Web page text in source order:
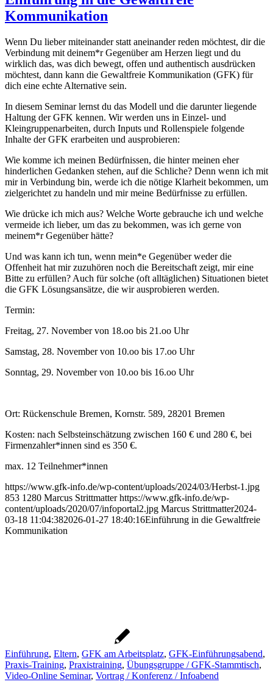
Kommunikation
Wenn Du lieber miteinander statt aneinander reden möchtest, dir die
Verbindung mit deinem*r Gegenüber am Herzen liegt und du
wirklich das, was dich bewegt, offen und authentisch ausdrücken
möchtest, dann kann die Gewaltfreie Kommunikation (GFK) für
dich eine echte Alternative sein.
In diesem Seminar lernst du das Modell und die darunter liegende
Haltung der GFK kennen. Wir werden uns in Einzel- und
Kleingruppenarbeiten, durch Inputs und Rollenspiele folgende
Inhalte der GFK erarbeiten und ausprobieren:
Wie komme ich meinen Bedürfnissen, die hinter meinen eher
hinderlichen Gedanken stehen, auf die Schliche? Denn wenn ich mit
mir in Verbindung bin, werde ich die nötige Klarheit bekommen, um
zielgerichtet zu handeln und mir meine Bedürfnisse zu erfüllen.
Wie drücke ich mich aus? Welche Worte gebrauche ich und welche
vermeide ich lieber, um das zu bekommen, was ich gerne von
meinem*r Gegenüber hätte?
Und was kann ich tun, wenn mein*e Gegenüber weder die
Offenheit hat mir zuzuhören noch die Bereitschaft zeigt, mir eine
Bitte zu erfüllen? Auch für solche (oft alltäglichen) Situationen bietet
die GFK Lösungsansätze, die wir ausprobieren werden.
Termin:
Freitag, 27. November von 18.oo bis 21.oo Uhr
Samstag, 28. November von 10.oo bis 17.oo Uhr
Sonntag, 29. November von 10.oo bis 16.oo Uhr
Ort: Rückenschule Bremen, Kornstr. 589, 28201 Bremen
Kosten: nach Selbsteinschätzung zwischen 160 € und 280 €, bei
Firmenzahler*innen sind es 350 €.
max. 12 Teilnehmer*innen
https://www.gfk-info.de/wp-content/uploads/2024/03/Herbst-1.jpg
853 1280 Marcus Strittmatter https://www.gfk-info.de/wp-
content/uploads/2020/07/infoportal2.jpg Marcus Strittmatter2024-
03-18 11:04:382026-01-27 18:40:16Einführung in die Gewaltfreie
Kommunikation
Einführung, Eltern, GFK am Arbeitsplatz, GFK-Einführungsabend,
Praxis-Training, Praxistraining, Übungsgruppe / GFK-Stammtisch,
Video-Online Seminar, Vortrag / Konferenz / Infoabend